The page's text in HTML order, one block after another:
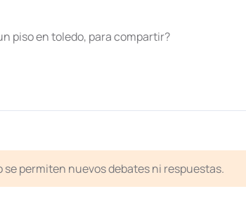
piso en toledo, para compartir?
se permiten nuevos debates ni respuestas.